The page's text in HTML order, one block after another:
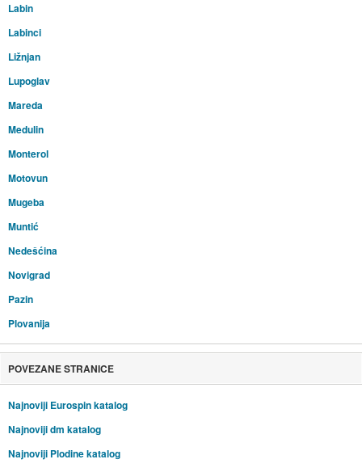
Labin
Labinci
Ližnjan
Lupoglav
Mareda
Medulin
Monterol
Motovun
Mugeba
Muntić
Nedešćina
Novigrad
Pazin
Plovanija
POVEZANE STRANICE
Najnoviji Eurospin katalog
Najnoviji dm katalog
Najnoviji Plodine katalog